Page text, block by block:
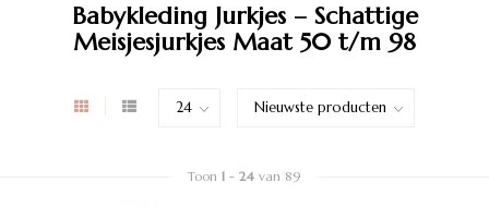
Babykleding Jurkjes – Schattige
Meisjesjurkjes Maat 50 t/m 98
Toon 1 - 24 van 89